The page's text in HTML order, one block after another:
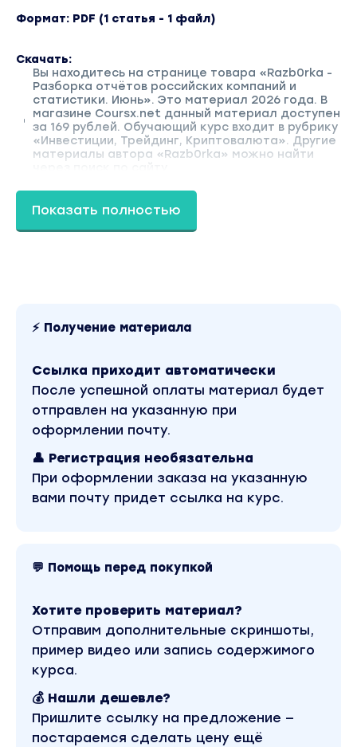
Формат: PDF (1 статья - 1 файл)
Скачать:
Вы находитесь на странице товара «Razb0rka -
Разборка отчётов российских компаний и
статистики. Июнь». Это материал 2026 года. В
магазине Coursx.net данный материал доступен
за 169 рублей. Обучающий курс входит в рубрику
«Инвестиции, Трейдинг, Криптовалюта». Другие
материалы автора «Razb0rka» можно найти
Показать полностью
⚡ Получение материала
Ссылка приходит автоматически
После успешной оплаты материал будет
отправлен на указанную при
оформлении почту.
👤 Регистрация необязательна
При оформлении заказа на указанную
вами почту придет ссылка на курс.
💬 Помощь перед покупкой
Хотите проверить материал?
Отправим дополнительные скриншоты,
пример видео или запись содержимого
курса.
💰 Нашли дешевле?
Пришлите ссылку на предложение —
постараемся сделать цену ещё